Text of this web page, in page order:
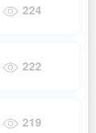
224
222
219